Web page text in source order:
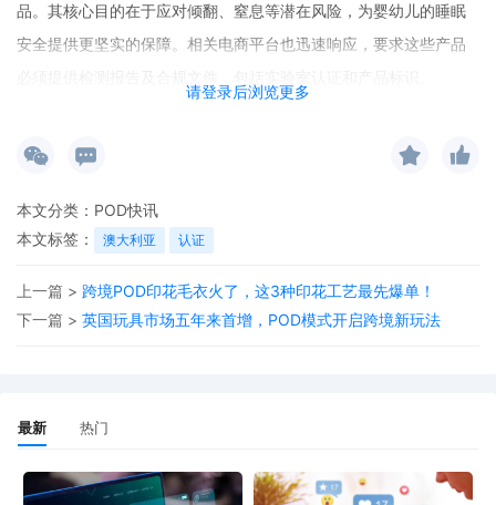
请登录后浏览更多
品。其核心目的在于应对倾翻、窒息等潜在风险，为婴幼儿的睡眠
安全提供更坚实的保障。相关电商平台也迅速响应，要求这些产品
POD商业模式以按需定制、小批量生产为特点，在产品生产和交付
企业需要对产品进行更严格的质量把控和安全检测。在POD电商平
台对接过程中，企业需要确保所售产品符合新的安全标准，否则可
能面临产品下架、罚款等风险。
在过渡期内，企业仍可继续按照旧标准运营，但自2026年起将必须
产品进行优化升级，确保在新规实施前完成产品的合规改造。同
符合新安全标准的新产品，以满足澳大利亚市场的需求。
本文分类： POD快讯
本文标签：
澳大利亚 认证
上一篇 > 跨境POD印花毛衣火了，这3种印花工艺最先爆单！
下一篇 > 英国玩具市场五年来首增，POD模式开启跨境新玩法
最新 热门